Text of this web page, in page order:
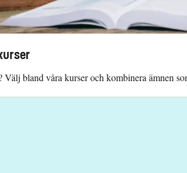
Välj bland våra kurser och kombinera ämnen